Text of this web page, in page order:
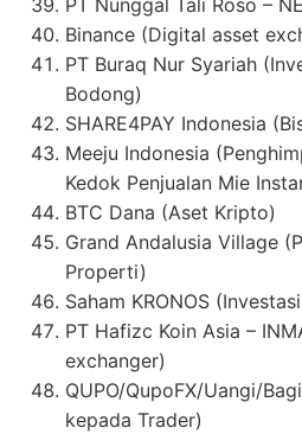
PT Nunggal Tali Roso –
Binance (Digital asset
PT Buraq Nur Syariah
Bodong)
SHARE4PAY Indonesia
Meeju Indonesia
Kedok Penjualan Mie
BTC Dana (Aset Kripto)
Grand Andalusia Village
Properti)
Saham KRONOS
PT Hafizc Koin Asia –
exchanger)
QUPO/QupoFX/Uangi/
kepada Trader)